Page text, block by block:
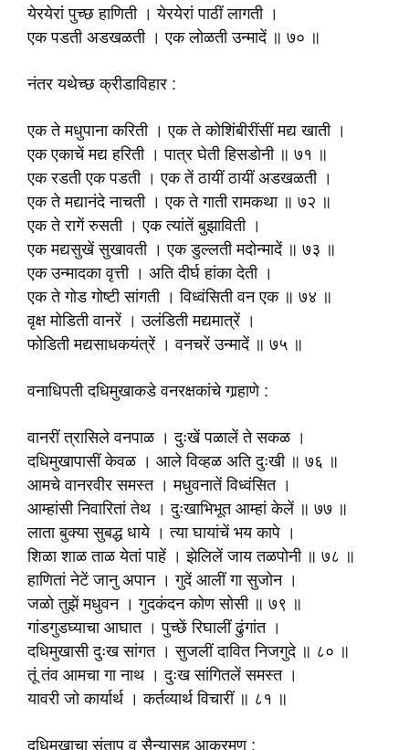
येरयेरां पुच्छ हाणिती । येरयेरां पाठीं लागती ।
एक पडती अडखळती । एक लोळती उन्मादें ॥ ७० ॥
नंतर यथेच्छ क्रीडाविहार :
एक ते मधुपाना करिती । एक ते कोशिंबीरींसीं मद्य खाती ।
एक एकाचें मद्य हरिती । पात्र घेती हिसडोनी ॥ ७१ ॥
एक रडती एक पडती । एक तें ठायीं ठायीं अडखळती ।
एक ते मद्यानंदे नाचती । एक ते गाती रामकथा ॥ ७२ ॥
एक ते रागें रुसती । एक त्यांतें बुझाविती ।
एक मद्यसुखें सुखावती । एक डुल्लती मदोन्मादें ॥ ७३ ॥
एक उन्मादका वृत्ती । अति दीर्घ हांका देती ।
एक ते गोड गोष्टी सांगती । विध्वंसिती वन एक ॥ ७४ ॥
वृक्ष मोडिती वानरें । उलंडिती मद्यमात्रें ।
फोडिती मद्यसाधकयंत्रें । वनचरें उन्मादें ॥ ७५ ॥
वनाधिपती दधिमुखाकडे वनरक्षकांचे गार्‍हाणे :
वानरीं त्रासिले वनपाळ । दुःखें पळालें ते सकळ ।
दधिमुखापासीं केवळ । आले विव्हळ अति दुःखी ॥ ७६ ॥
आमचे वानरवीर समस्त । मधुवनातें विध्वंसित ।
आम्हांसी निवारितां तेथ । दुःखाभिभूत आम्हां केलें ॥ ७७ ॥
लाता बुक्या सुबद्ध धाये । त्या घायांचें भय कापे ।
शिळा शाळ ताळ येतां पाहें । झेलिलें जाय तळपोनी ॥ ७८ ॥
हाणितां नेटें जानु अपान । गुदें आलीं गा सुजोन ।
जळो तुझें मधुवन । गुदकंदन कोण सोसी ॥ ७९ ॥
गांडगुडघ्याचा आघात । पुच्छें रिघालीं ढुंगांत ।
दधिमुखासी दुःख सांगत । सुजलीं दावित निजगुदे ॥ ८० ॥
तूं तंव आमचा गा नाथ । दुःख सांगितलें समस्त ।
यावरी जो कार्यार्थ । कर्तव्यार्थ विचारीं ॥ ८१ ॥
दधिमुखाचा संताप व सैन्यासह आक्रमण :